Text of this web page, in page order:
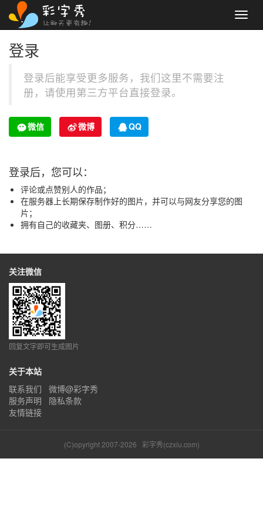
登录
登录后能享受更多服务，我们这里不需要注
册，请使用第三方平台直接登录。
微信 微博 QQ
登录后，您可以：
评论或点赞别人的作品；
在服务器上长期保存制作好的图片，并可以与网友分享您的图
片；
拥有自己的收藏夹、图册、积分……
关注微信
回复文字即可生成图片
关于本站
联系我们
微博@彩字秀
服务声明
隐私条款
友情链接
(C)opyright 2007-2026 彩字秀(czxiu.com)